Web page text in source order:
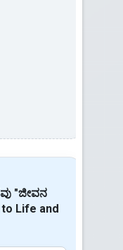
"ಜೀವನ
to Life and